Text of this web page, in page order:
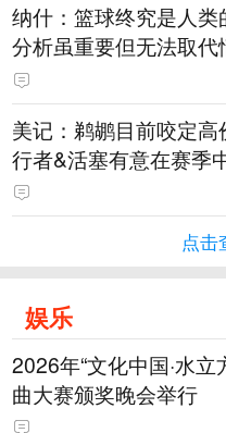
纳什：篮球终究是人
分析虽重要但无法取代
美记：鹈鹕目前咬定
行者&活塞有意在赛季
点击
娱乐
2026年“文化中国·水立
曲大赛颁奖晚会举行